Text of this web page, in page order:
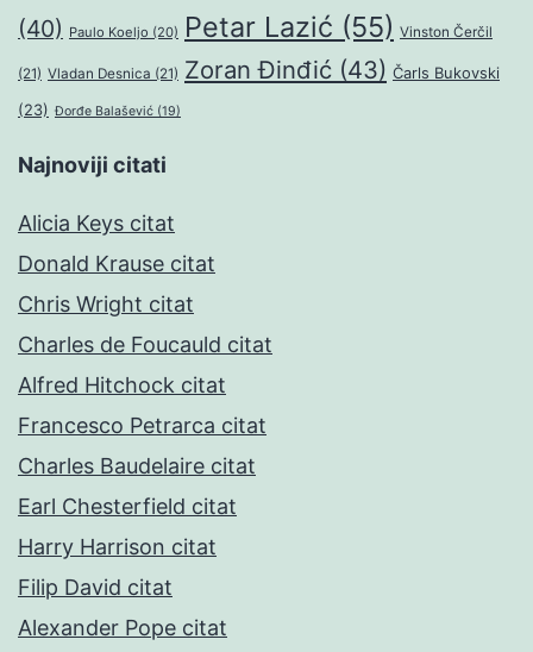
(40) Paulo Koeljo (20) Petar Lazić (55) Vinston Čerčil
(21) Vladan Desnica (21) Zoran Đinđić (43) Čarls Bukovski
(23) Đorđe Balašević (19)
Najnoviji citati
Alicia Keys citat
Donald Krause citat
Chris Wright citat
Charles de Foucauld citat
Alfred Hitchock citat
Francesco Petrarca citat
Charles Baudelaire citat
Earl Chesterfield citat
Harry Harrison citat
Filip David citat
Alexander Pope citat